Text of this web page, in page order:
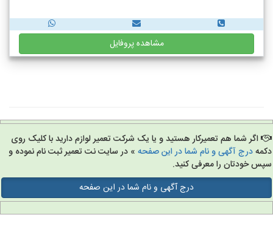
مشاهده پروفایل
اگر شما هم تعمیرکار هستید و یا یک شرکت تعمیر لوازم دارید با کلیک روی
درج آگهی و نام شما در این صفحه» در سایت نت تعمیر ثبت نام نموده و
خودتان را معرفی کنید.
درج آگهی و نام شما در این صفحه